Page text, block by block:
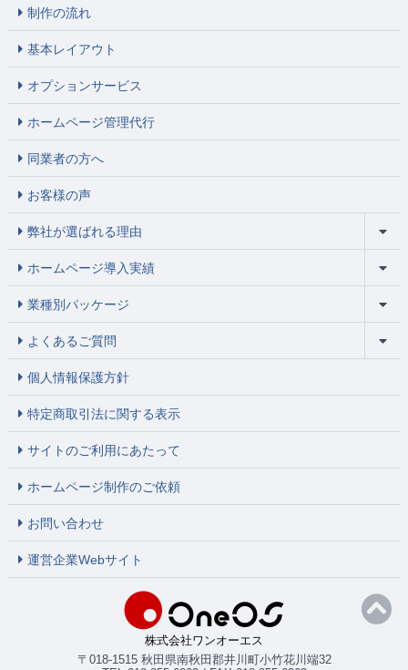
制作の流れ
基本レイアウト
オプションサービス
ホームページ管理代行
同業者の方へ
お客様の声
弊社が選ばれる理由
ホームページ導入実績
業種別パッケージ
よくあるご質問
個人情報保護方針
特定商取引法に関する表示
サイトのご利用にあたって
ホームページ制作のご依頼
お問い合わせ
運営企業Webサイト
株式会社ワンオーエス
〒018-1515 秋田県南秋田郡井川町小竹花川端32